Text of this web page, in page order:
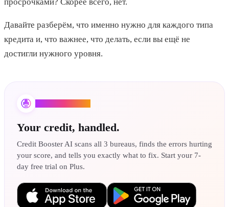
просрочками? Скорее всего, нет.
Давайте разберём, что именно нужно для каждого типа
кредита и, что важнее, что делать, если вы ещё не
достигли нужного уровня.
Your credit, handled.
Credit Booster AI scans all 3 bureaus, finds the errors hurting
your score, and tells you exactly what to fix. Start your 7-
day free trial on Plus.